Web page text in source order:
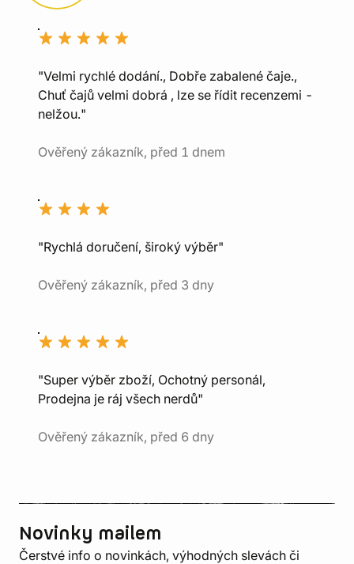
"Velmi rychlé dodání., Dobře zabalené čaje.,
Chuť čajů velmi dobrá , lze se řídit recenzemi -
nelžou."
Ověřený zákazník, před 1 dnem
"Rychlá doručení, široký výběr"
Ověřený zákazník, před 3 dny
"Super výběr zboží, Ochotný personál,
Prodejna je ráj všech nerdů"
Ověřený zákazník, před 6 dny
Novinky mailem
Čerstvé info o novinkách, výhodných slevách či